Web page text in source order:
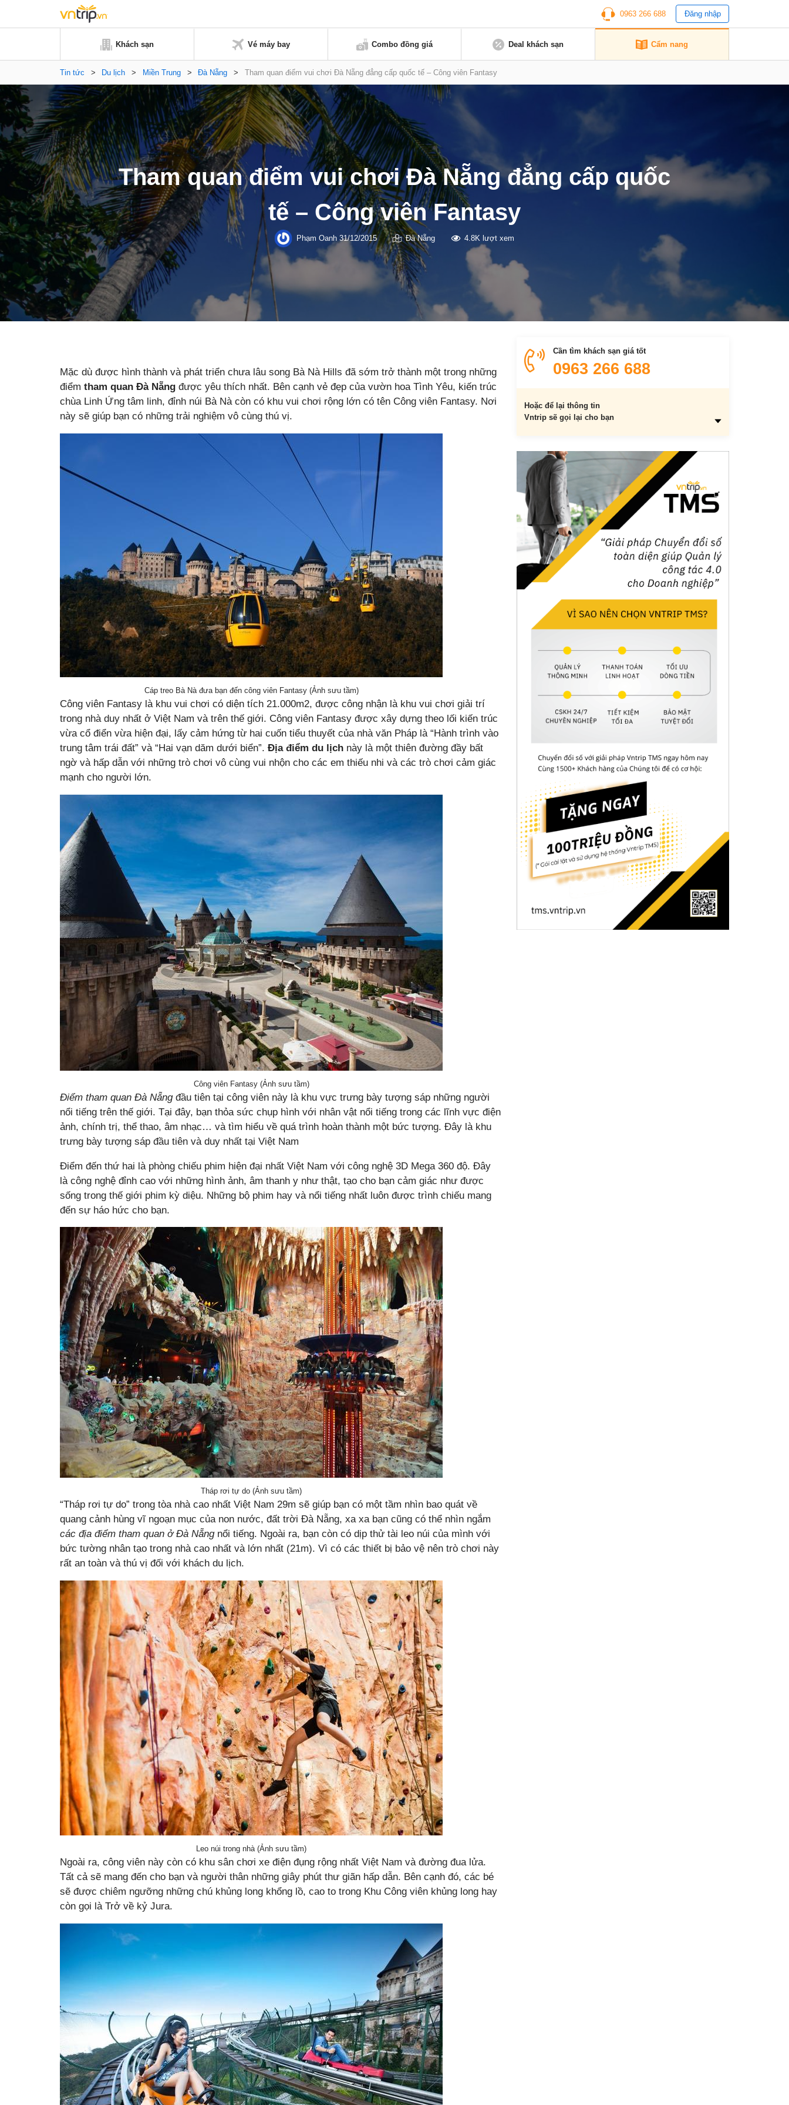
0963 266 688 Đăng nhập
Khách sạn Vé máy bay Combo đồng giá Deal khách sạn Cẩm nang
Tin tức > Du lịch > Miền Trung > Đà Nẵng > Tham quan điểm vui chơi Đà Nẵng đẳng cấp quốc tế – Công viên Fantasy
Tham quan điểm vui chơi Đà Nẵng đẳng cấp quốc
tế – Công viên Fantasy
Phạm Oanh31/12/2015 Đà Nẵng 4.8K lượt xem
Mặc dù được hình thành và phát triển chưa lâu song Bà Nà Hills đã sớm trở thành một trong những
điểm tham quan Đà Nẵng được yêu thích nhất. Bên cạnh vẻ đẹp của vườn hoa Tình Yêu, kiến trúc
chùa Linh Ứng tâm linh, đỉnh núi Bà Nà còn có khu vui chơi rộng lớn có tên Công viên Fantasy. Nơi
này sẽ giúp bạn có những trải nghiệm vô cùng thú vị.
Cáp treo Bà Nà đưa bạn đến công viên Fantasy (Ảnh sưu tầm)
Công viên Fantasy là khu vui chơi có diện tích 21.000m2, được công nhận là khu vui chơi giải trí
trong nhà duy nhất ở Việt Nam và trên thế giới. Công viên Fantasy được xây dựng theo lối kiến trúc
vừa cổ điển vừa hiện đại, lấy cảm hứng từ hai cuốn tiểu thuyết của nhà văn Pháp là “Hành trình vào
trung tâm trái đất” và “Hai vạn dăm dưới biển”. Địa điểm du lịch này là một thiên đường đầy bất
ngờ và hấp dẫn với những trò chơi vô cùng vui nhộn cho các em thiếu nhi và các trò chơi cảm giác
mạnh cho người lớn.
Công viên Fantasy (Ảnh sưu tầm)
Điểm tham quan Đà Nẵngđầu tiên tại công viên này là khu vực trưng bày tượng sáp những người
nổi tiếng trên thế giới. Tại đây, bạn thỏa sức chụp hình với nhân vật nổi tiếng trong các lĩnh vực điện
ảnh, chính trị, thể thao, âm nhạc… và tìm hiểu về quá trình hoàn thành một bức tượng. Đây là khu
trưng bày tượng sáp đầu tiên và duy nhất tại Việt Nam
Điểm đến thứ hai là phòng chiếu phim hiện đại nhất Việt Nam với công nghệ 3D Mega 360 độ. Đây
là công nghệ đỉnh cao với những hình ảnh, âm thanh y như thật, tạo cho bạn cảm giác như được
sống trong thế giới phim kỳ diệu. Những bộ phim hay và nổi tiếng nhất luôn được trình chiếu mang
đến sự háo hức cho bạn.
Tháp rơi tự do (Ảnh sưu tầm)
“Tháp rơi tự do” trong tòa nhà cao nhất Việt Nam 29m sẽ giúp bạn có một tầm nhìn bao quát về
quang cảnh hùng vĩ ngoạn mục của non nước, đất trời Đà Nẵng, xa xa bạn cũng có thể nhìn ngắm
các địa điểm tham quan ở Đà Nẵngnổi tiếng. Ngoài ra, bạn còn có dịp thử tài leo núi của mình với
bức tường nhân tạo trong nhà cao nhất và lớn nhất (21m). Vì có các thiết bị bảo vệ nên trò chơi này
rất an toàn và thú vị đối với khách du lịch.
Leo núi trong nhà (Ảnh sưu tầm)
Ngoài ra, công viên này còn có khu sân chơi xe điện đụng rộng nhất Việt Nam và đường đua lửa.
Tất cả sẽ mang đến cho bạn và người thân những giây phút thư giãn hấp dẫn. Bên cạnh đó, các bé
sẽ được chiêm ngưỡng những chú khủng long khổng lồ, cao to trong Khu Công viên khủng long hay
còn gọi là Trở về kỷ Jura.
Cần tìm khách sạn giá tốt
0963 266 688
Hoặc để lại thông tin
Vntrip sẽ gọi lại cho bạn